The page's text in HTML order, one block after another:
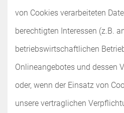
von Cookies verarbeiteten
berechtigten Interessen (z.B.
betriebswirtschaftlichen
Onlineangebotes und dessen
oder, wenn der Einsatz von
unsere vertraglichen